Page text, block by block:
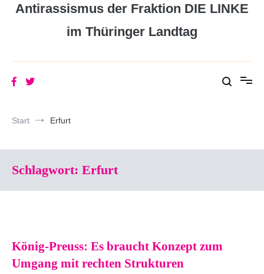
Antirassismus der Fraktion DIE LINKE
im Thüringer Landtag
Start Erfurt
Schlagwort: Erfurt
König-Preuss: Es braucht Konzept zum
Umgang mit rechten Strukturen